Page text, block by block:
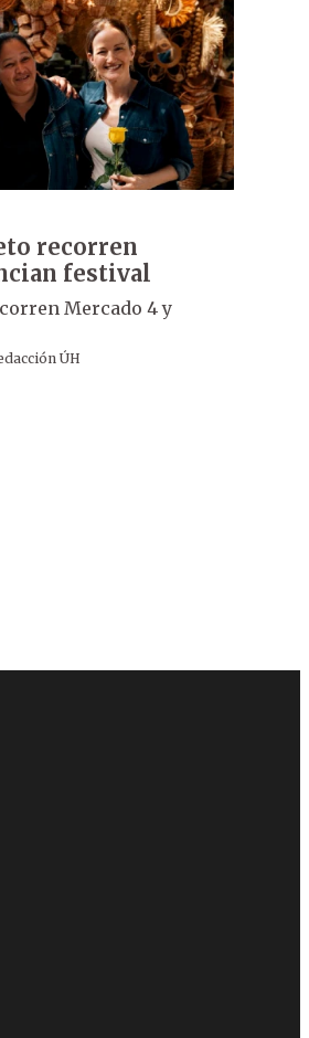
recorren
festival
Mercado 4 y
ÚH